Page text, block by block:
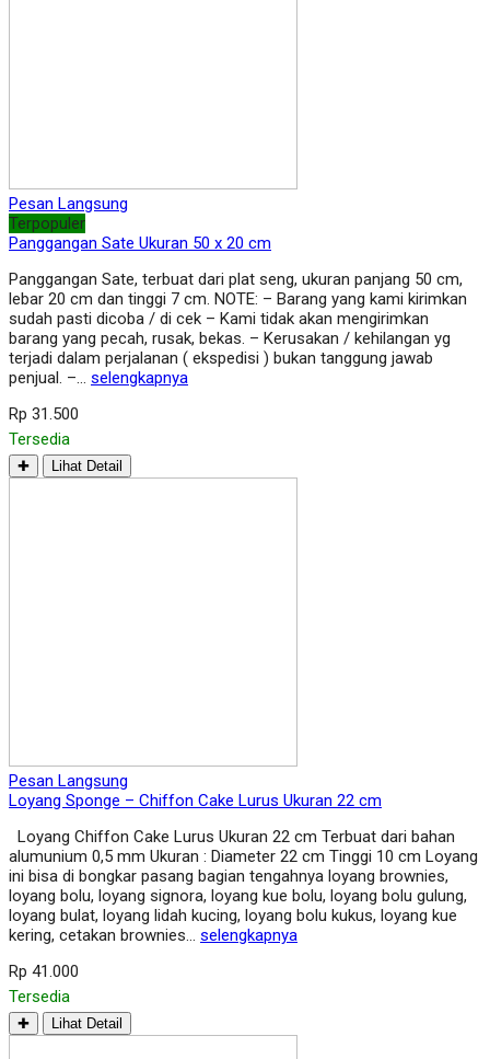
Pesan Langsung
Terpopuler
Panggangan Sate Ukuran 50 x 20 cm
Panggangan Sate, terbuat dari plat seng, ukuran panjang 50 cm,
lebar 20 cm dan tinggi 7 cm. NOTE: – Barang yang kami kirimkan
sudah pasti dicoba / di cek – Kami tidak akan mengirimkan
barang yang pecah, rusak, bekas. – Kerusakan / kehilangan yg
terjadi dalam perjalanan ( ekspedisi ) bukan tanggung jawab
penjual. –… selengkapnya
Rp 31.500
Tersedia
✚ Lihat Detail
Pesan Langsung
Loyang Sponge – Chiffon Cake Lurus Ukuran 22 cm
Loyang Chiffon Cake Lurus Ukuran 22 cm Terbuat dari bahan
alumunium 0,5 mm Ukuran : Diameter 22 cm Tinggi 10 cm Loyang
ini bisa di bongkar pasang bagian tengahnya loyang brownies,
loyang bolu, loyang signora, loyang kue bolu, loyang bolu gulung,
loyang bulat, loyang lidah kucing, loyang bolu kukus, loyang kue
kering, cetakan brownies… selengkapnya
Rp 41.000
Tersedia
✚ Lihat Detail